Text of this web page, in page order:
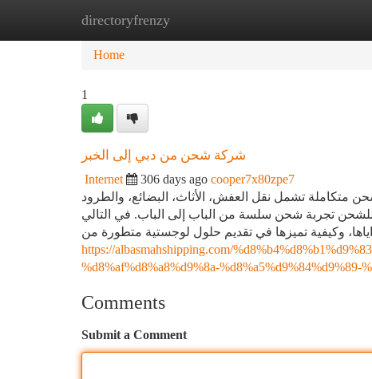
directoryfrenzy
Home New Site Listings
Home
1
شركة شحن من دبي إلى الخبر
Internet 306 days ago cooper7x80zpe7
تشمل نقل العفش، الأثاث، البضائع، والطرود
للشحن تجربة شحن سلسة من الباب إلى الباب. في التالي
وكيفية تميزها في تقديم حلول لوجستية متطورة من
https://albasmahshipping.com/
%d8%af%d8%a8%d9%8a-%d8%a5%d9%84%d9%89-
Comments
Submit a Comment